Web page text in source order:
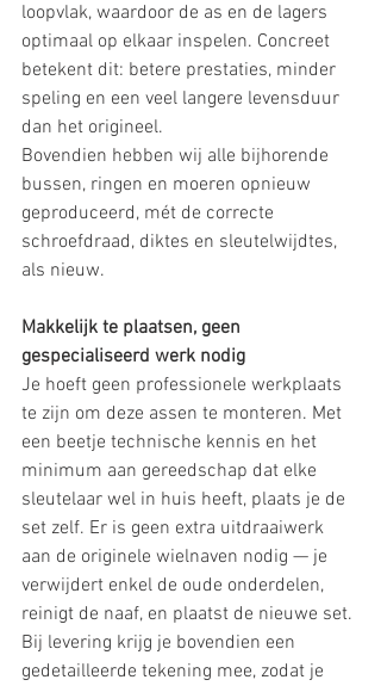
loopvlak, waardoor de as en de lagers
optimaal op elkaar inspelen. Concreet
betekent dit: betere prestaties, minder
speling en een veel langere levensduur
dan het origineel.
Bovendien hebben wij alle bijhorende
bussen, ringen en moeren opnieuw
geproduceerd, mét de correcte
schroefdraad, diktes en sleutelwijdtes,
als nieuw.
Makkelijk te plaatsen, geen
gespecialiseerd werk nodig
Je hoeft geen professionele werkplaats
te zijn om deze assen te monteren. Met
een beetje technische kennis en het
minimum aan gereedschap dat elke
sleutelaar wel in huis heeft, plaats je de
set zelf. Er is geen extra uitdraaiwerk
aan de originele wielnaven nodig — je
verwijdert enkel de oude onderdelen,
reinigt de naaf, en plaatst de nieuwe set.
Bij levering krijg je bovendien een
gedetailleerde tekening mee, zodat je